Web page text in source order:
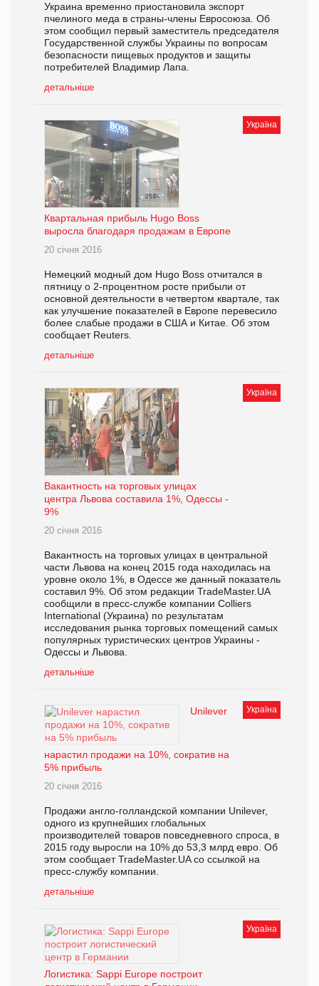
Украина временно приостановила экспорт
пчелиного меда в страны-члены Евросоюза. Об
этом сообщил первый заместитель председателя
Государственной службы Украины по вопросам
безопасности пищевых продуктов и защиты
потребителей Владимир Лапа.
детальніше
Україна
Квартальная прибыль Hugo Boss
выросла благодаря продажам в Европе
20 січня 2016
Немецкий модный дом Hugo Boss отчитался в
пятницу о 2-процентном росте прибыли от
основной деятельности в четвертом квартале, так
как улучшение показателей в Европе перевесило
более слабые продажи в США и Китае. Об этом
сообщает Reuters.
детальніше
Україна
Вакантность на торговых улицах
центра Львова составила 1%, Одессы -
9%
20 січня 2016
Вакантность на торговых улицах в центральной
части Львова на конец 2015 года находилась на
уровне около 1%, в Одессе же данный показатель
составил 9%. Об этом редакции TradeMaster.UA
сообщили в пресс-службе компании Colliers
International (Украина) по результатам
исследования рынка торговых помещений самых
популярных туристических центров Украины -
Одессы и Львова.
детальніше
Україна
Unilever
нарастил продажи на 10%, сократив на
5% прибыль
20 січня 2016
Продажи англо-голландской компании Unilever,
одного из крупнейших глобальных
производителей товаров повседневного спроса, в
2015 году выросли на 10% до 53,3 млрд евро. Об
этом сообщает TradeMaster.UA со ссылкой на
пресс-службу компании.
детальніше
Україна
Логистика: Sappi Europe построит